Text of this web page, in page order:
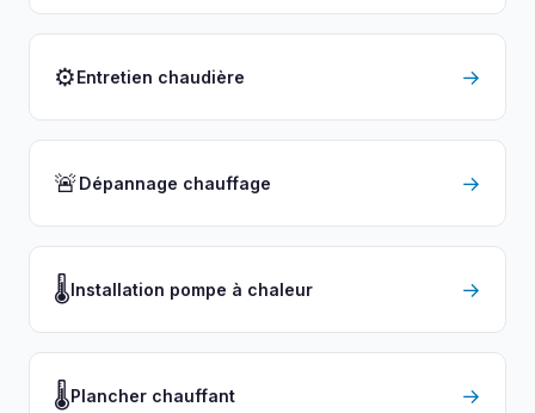
⚙️Entretien chaudière →
🚨Dépannage chauffage →
🌡️Installation pompe à chaleur →
🌡️Plancher chauffant →